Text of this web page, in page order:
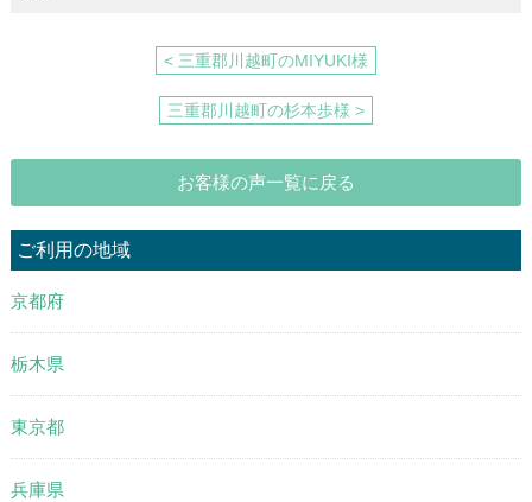
< 三重郡川越町のMIYUKI様
三重郡川越町の杉本歩様 >
お客様の声一覧に戻る
ご利用の地域
京都府
栃木県
東京都
兵庫県